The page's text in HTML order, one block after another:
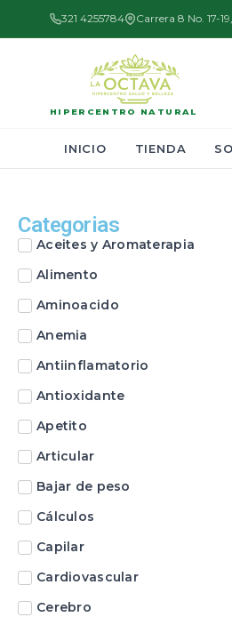
321 4255784 Carrera 8 No. 17-
HIPERCENTRO NATURAL
INICIO TIENDA
Categorias
Aceites y Aromaterapia
Alimento
Aminoacido
Anemia
Antiinflamatorio
Antioxidante
Apetito
Articular
Bajar de peso
Cálculos
Capilar
Cardiovascular
Cerebro